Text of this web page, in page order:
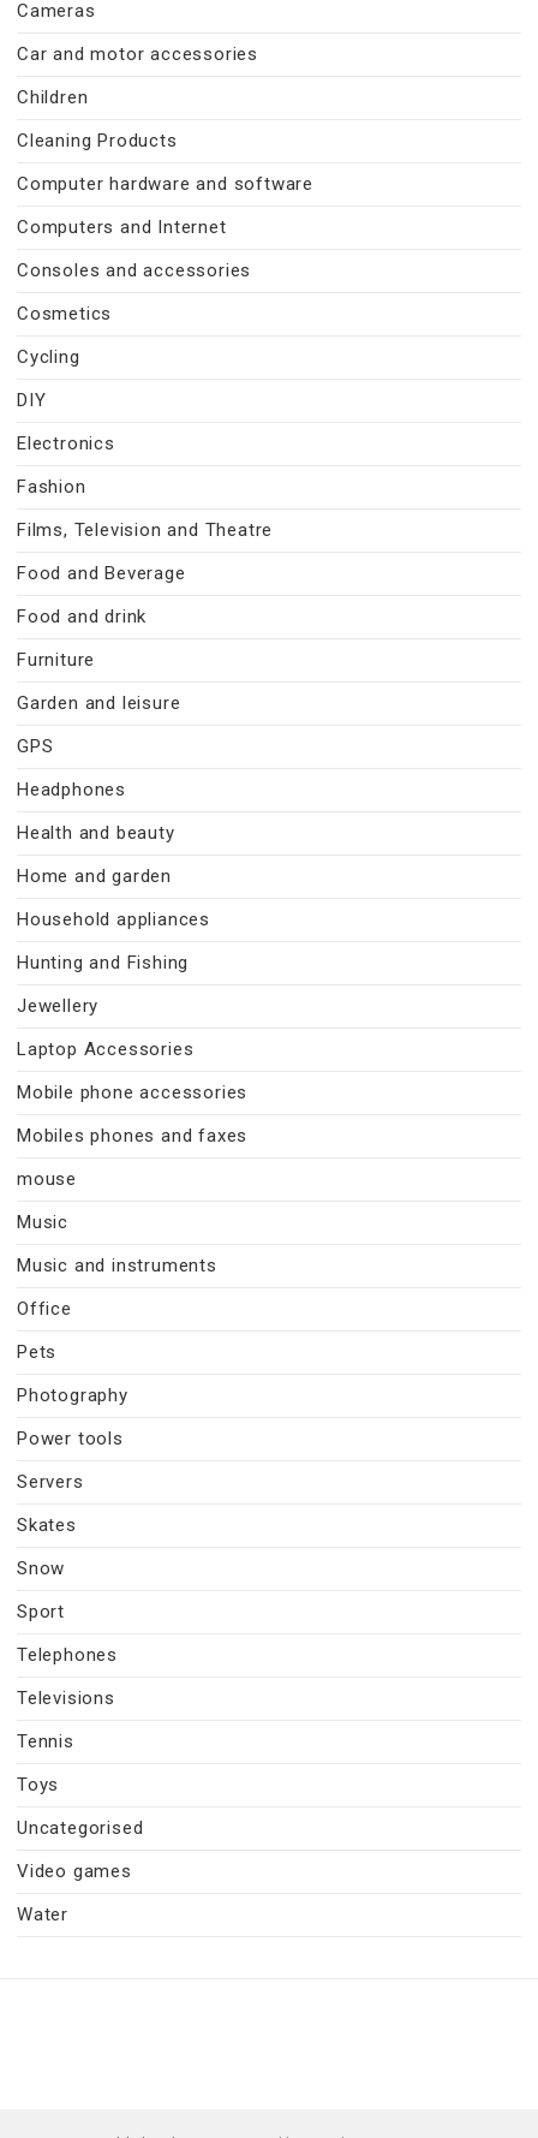
Cameras
Car and motor accessories
Children
Cleaning Products
Computer hardware and software
Computers and Internet
Consoles and accessories
Cosmetics
Cycling
DIY
Electronics
Fashion
Films, Television and Theatre
Food and Beverage
Food and drink
Furniture
Garden and leisure
GPS
Headphones
Health and beauty
Home and garden
Household appliances
Hunting and Fishing
Jewellery
Laptop Accessories
Mobile phone accessories
Mobiles phones and faxes
mouse
Music
Music and instruments
Office
Pets
Photography
Power tools
Servers
Skates
Snow
Sport
Telephones
Televisions
Tennis
Toys
Uncategorised
Video games
Water